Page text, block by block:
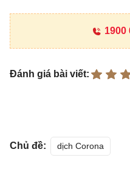
1900
Đánh giá bài viết:
Chủ đề: dịch Corona